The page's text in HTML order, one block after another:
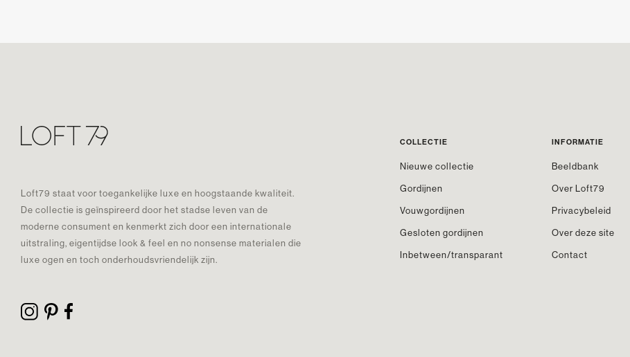
Loft79 staat voor toegankelijke luxe en hoogstaande kwaliteit.
De collectie is geïnspireerd door het stadse leven van de
moderne consument en kenmerkt zich door een internationale
uitstraling, eigentijdse look & feel en no nonsense materialen die
luxe ogen en toch onderhoudsvriendelijk zijn.
COLLECTIE
Nieuwe collectie
Gordijnen
Vouwgordijnen
Gesloten gordijnen
Inbetween/transparant
INFORMATIE
Beeldbank
Over Loft79
Privacybeleid
Over deze site
Contact